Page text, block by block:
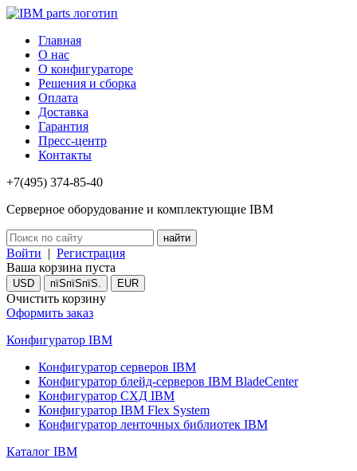
Главная
О нас
О конфигураторе
Решения и сборка
Оплата
Доставка
Гарантия
Пресс-центр
Контакты
+7(495) 374-85-40
Серверное оборудование и комплектующие IBM
Войти | Регистрация
Ваша корзина пуста
USD пїЅпїЅпїЅ. EUR
Очистить корзину
Оформить заказ
Конфигуратор IBM
Конфигуратор серверов IBM
Конфигуратор блейд-серверов IBM BladeCenter
Конфигуратор СХД IBM
Конфигуратор IBM Flex System
Конфигуратор ленточных библиотек IBM
Каталог IBM